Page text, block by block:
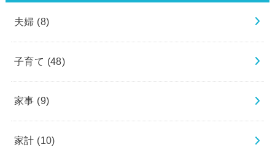
夫婦 (8)
子育て (48)
家事 (9)
家計 (10)